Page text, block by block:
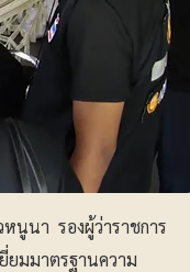
นูนา รองผู้ว่าราชการ
ยมมาตรฐานความ